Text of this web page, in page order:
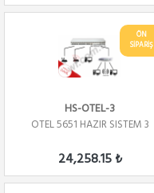
ÖN
SİPARİŞ
HS-OTEL-3
OTEL 5651 HAZIR SISTEM 3
24,258.15 ₺